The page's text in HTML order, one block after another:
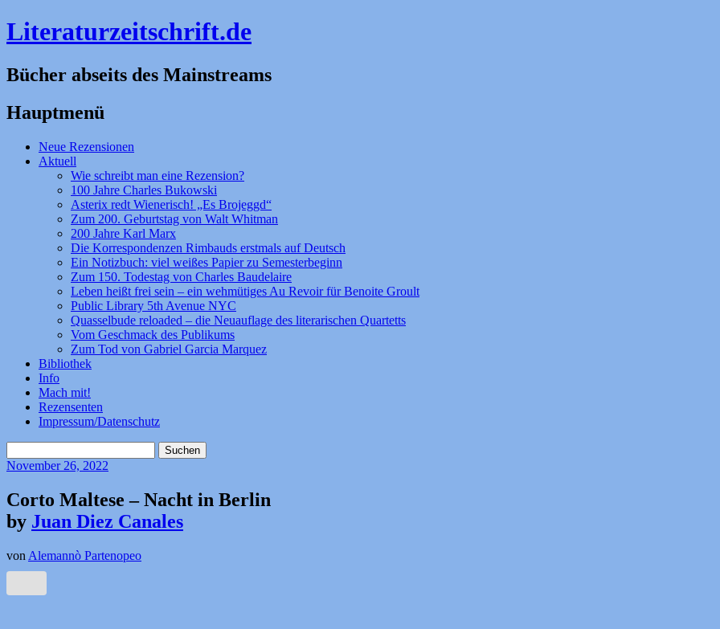
Literaturzeitschrift.de
Bücher abseits des Mainstreams
Hauptmenü
Zum
Inhalt
Neue Rezensionen
Aktuell
Wie schreibt man eine Rezension?
100 Jahre Charles Bukowski
Asterix redt Wienerisch! „Es Brojeggd“
Zum 200. Geburtstag von Walt Whitman
200 Jahre Karl Marx
Die Korrespondenzen Rimbauds erstmals auf Deutsch
Ein Notizbuch: viel weißes Papier zu Semesterbeginn
Zum 150. Todestag von Charles Baudelaire
Leben heißt frei sein – ein wehmütiges Au Revoir für Benoite Groult
Public Library 5th Avenue NYC
Quasselbude reloaded – die Neuauflage des literarischen Quartetts
Vom Geschmack des Publikums
Zum Tod von Gabriel Garcia Marquez
Bibliothek
Info
Mach mit!
Rezensenten
Impressum/Datenschutz
nach:
November26, 2022
Corto Maltese – Nacht in Berlin
by Juan Diez Canales
von Alemannò Partenopeo